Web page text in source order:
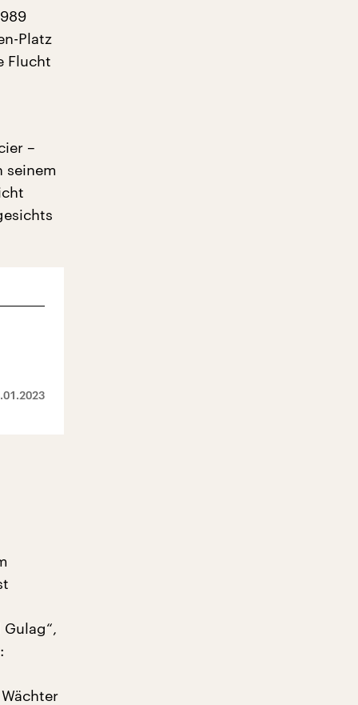
Platz
Flucht
–
seinem